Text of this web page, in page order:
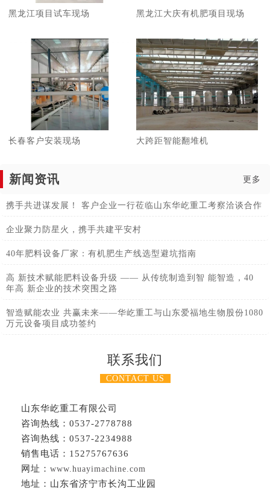
黑龙江项目试车现场 黑龙江大庆有机肥项目现场
长春客户安装现场 大跨距智能翻堆机
新闻资讯 更多
携手共进谋发展！ 客户企业一行莅临山东华屹重工考察洽谈合作
企业聚力防星火，携手共建平安村
40年肥料设备厂家：有机肥生产线选型避坑指南
高 新技术赋能肥料设备升级 —— 从传统制造到智 能智造，40
年高 新企业的技术突围之路
智造赋能农业 共赢未来——华屹重工与山东爱福地生物股份1080
万元设备项目成功签约
联系我们
CONTACT US
山东华屹重工有限公司
咨询热线：0537-2778788
咨询热线：0537-2234988
销售电话：15275767636
网址： www.huayimachine.com
地址：山东省济宁市长沟工业园